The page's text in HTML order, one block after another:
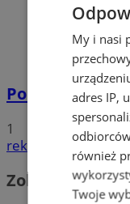
Policyjna
1
reklama
Zobacz również
My i nasi
adres IP,
również
Twoje